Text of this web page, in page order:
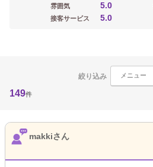
雰囲気 5.0
接客サービス 5.0
絞り込み メニュー
149件
makkiさん